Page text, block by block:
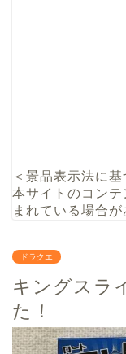
＜景品表示法に基
本サイトのコン
まれている場合が
ドラクエ
キングスラ
た！